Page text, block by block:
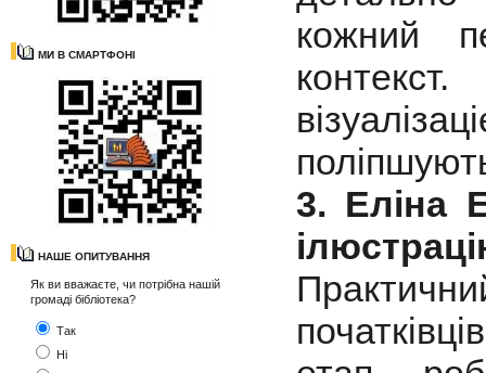
МИ В СМАРТФОНІ
НАШЕ ОПИТУВАННЯ
Як ви вважаєте, чи потрібна нашій
громаді бібліотека?
Так
Ні
кожний
3. Еліна